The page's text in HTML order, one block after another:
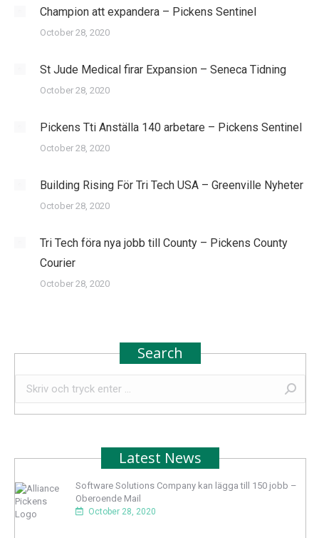
Champion att expandera – Pickens Sentinel
October 28, 2020
St Jude Medical firar Expansion – Seneca Tidning
October 28, 2020
Pickens Tti Anställa 140 arbetare – Pickens Sentinel
October 28, 2020
Building Rising För Tri Tech USA – Greenville Nyheter
October 28, 2020
Tri Tech föra nya jobb till County – Pickens County
Courier
October 28, 2020
Search
Search:
Latest News
Software Solutions Company kan lägga till 150 jobb –
Oberoende Mail
October 28, 2020